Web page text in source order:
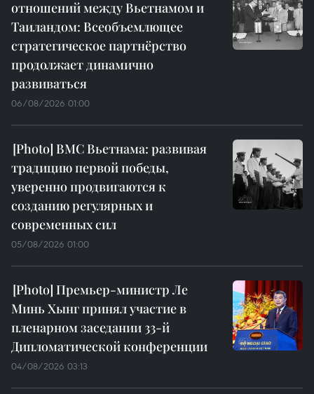
отношений между Вьетнамом и
Таиландом: Всеобъемлющее
стратегическое партнёрство
продолжает динамично
развиваться
06/08/2026 01:00
ВМС Вьетнама: развивая
традицию первой победы,
уверенно продвигаются к
созданию регулярных и
современных сил
05/08/2026 01:00
Премьер-министр Ле
Минь Хынг принял участие в
пленарном заседании 33-й
Дипломатической конференции
04/08/2026 03:13